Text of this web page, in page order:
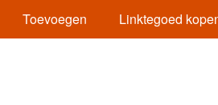
Toevoegen Linktegoed